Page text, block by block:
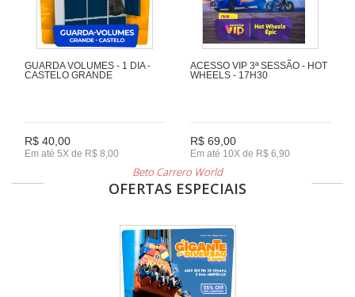
GUARDA VOLUMES - 1 DIA -
CASTELO GRANDE
R$ 40,00
Em até 5X de R$ 8,00
ACESSO VIP 3ª SESSÃO - HOT
WHEELS - 17H30
R$ 69,00
Em até 10X de R$ 6,90
Beto Carrero World
OFERTAS ESPECIAIS